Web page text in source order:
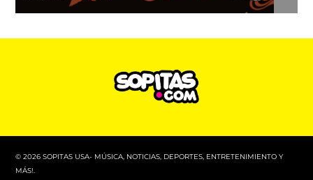
© 2026 SOPITAS USA- MÚSICA, NOTICIAS, DEPORTES, ENTRETENIMIENTO Y
MÁS!.